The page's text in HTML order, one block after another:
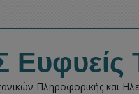
Πληροφορικής και